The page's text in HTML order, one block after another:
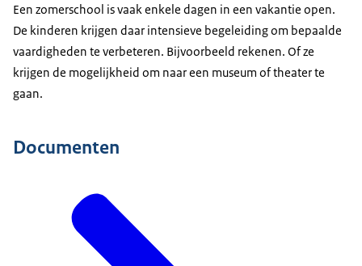
Een zomerschool is vaak enkele dagen in een vakantie open.
De kinderen krijgen daar intensieve begeleiding om bepaalde
vaardigheden te verbeteren. Bijvoorbeeld rekenen. Of ze
krijgen de mogelijkheid om naar een museum of theater te
gaan.
Documenten